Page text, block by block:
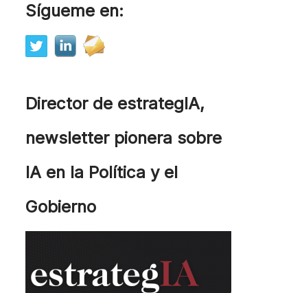
Sígueme en:
Director de estrategIA,
newsletter pionera sobre
IA en la Política y el
Gobierno